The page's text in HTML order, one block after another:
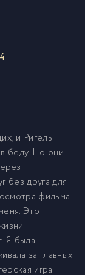
и Ригель
беду. Но они
без друга для
фильма
Это
Я была
за главных
игра